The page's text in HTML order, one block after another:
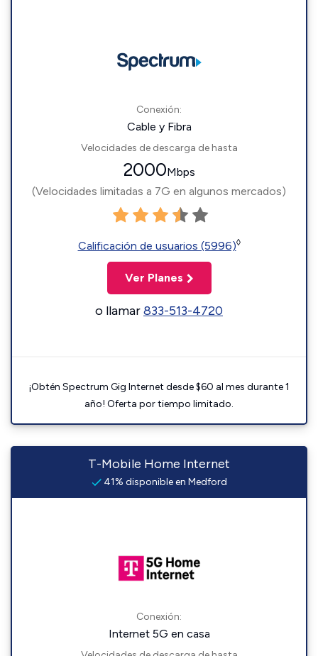
Conexión:
Cable y Fibra
Velocidades de descarga de hasta
2000Mbps
(Velocidades limitadas a 7G en algunos mercados)
Calificación de usuarios (5996)◊
Ver Planes
o llamar833-513-4720
¡Obtén Spectrum Gig Internet desde $60 al mes durante 1
año! Oferta por tiempo limitado.
T-Mobile Home Internet
41% disponible en Medford
Conexión:
Internet 5G en casa